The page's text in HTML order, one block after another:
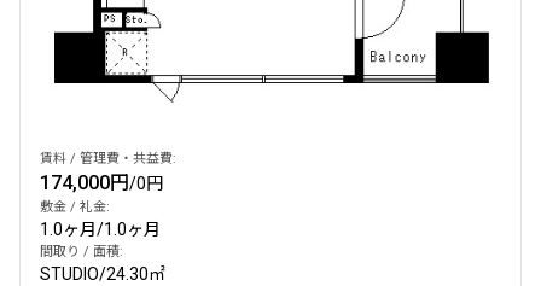
10分以内
当社限定物件
専任物件
三井の賃貸物件
申込無し物件のみ表示
ペット可・相談
楽器可・相談
賃料 / 管理費・共益費:
174,000円/0円
敷金 / 礼金:
1.0ヶ月/1.0ヶ月
間取り / 面積:
STUDIO/24.30㎡